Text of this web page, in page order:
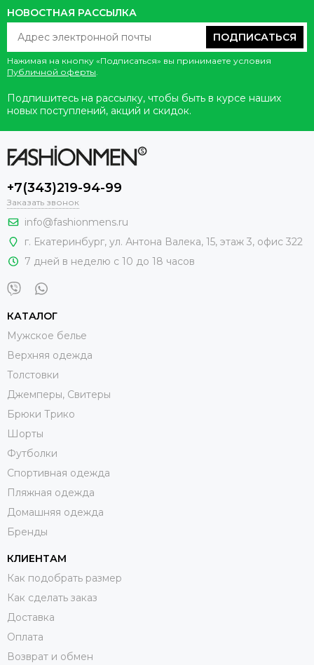
НОВОСТНАЯ РАССЫЛКА
ПОДПИСАТЬСЯ
Нажимая на кнопку «Подписаться» вы принимаете условия
Публичной оферты
Подпишитесь на рассылку, чтобы быть в курсе наших
новых поступлений, акций и скидок.
+7(343)219-94-99
Заказать звонок
info@fashionmens.ru
г. Екатеринбург, ул. Антона Валека, 15, этаж 3, офис 322
7 дней в неделю с 10 до 18 часов
КАТАЛОГ
Мужское белье
Верхняя одежда
Толстовки
Джемперы, Свитеры
Брюки Трико
Шорты
Футболки
Спортивная одежда
Пляжная одежда
Домашняя одежда
Бренды
КЛИЕНТАМ
Как подобрать размер
Как сделать заказ
Доставка
Оплата
Возврат и обмен